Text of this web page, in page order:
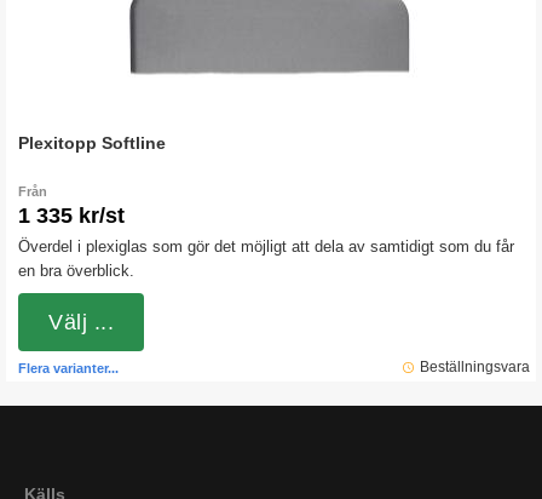
Plexitopp Softline
Från
1 335 kr/st
Överdel i plexiglas som gör det möjligt att dela av samtidigt som du får
en bra överblick.
Beställningsvara
Flera varianter...
Välj ...
Källs